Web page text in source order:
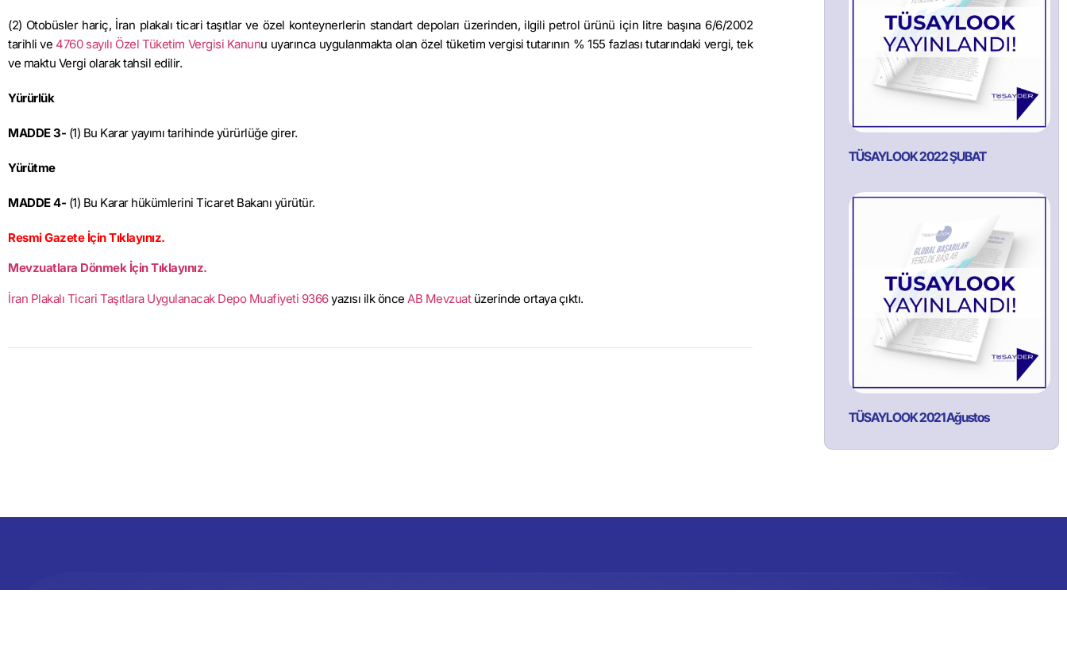
(2) Otobüsler hariç, İran plakalı ticari taşıtlar ve özel konteynerlerin standart depoları üzerinden, ilgili petrol ürünü için litre başına 6/6/2002
tarihli ve 4760 sayılı Özel Tüketim Vergisi Kanunu uyarınca uygulanmakta olan özel tüketim vergisi tutarının % 155 fazlası tutarındaki vergi, tek
ve maktu Vergi olarak tahsil edilir.
Yürürlük
MADDE 3- (1) Bu Karar yayımı tarihinde yürürlüğe girer.
Yürütme
MADDE 4- (1) Bu Karar hükümlerini Ticaret Bakanı yürütür.
Resmi Gazeteİçin Tıklayınız.
Mevzuatlara Dönmek İçin Tıklayınız.
İran Plakalı Ticari Taşıtlara Uygulanacak Depo Muafiyeti 9366yazısı ilk önce AB Mevzuatüzerinde ortaya çıktı.
TÜSAYLOOK 2022 ŞUBAT
TÜSAYLOOK 2021 Ağustos